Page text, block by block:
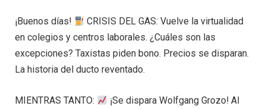
¡Buenos días!
CRISIS DEL GAS: Vuelve la virtualidad
en colegios y centros laborales. ¿Cuáles son las
excepciones? Taxistas piden bono. Precios se disparan.
La historia del ducto reventado.
MIENTRAS TANTO:
¡Se dispara Wolfgang Grozo! Al